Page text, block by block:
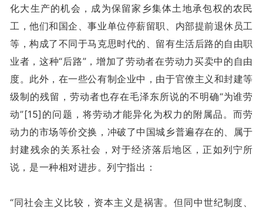
化大生产的机会，成为保留家乡集体土地承包权的农民
工，他们和国企、事业单位停薪留职、内部提前退休员工
等，构成了不同于马克思时代的、留有生活后路的自由职
业者，这种“后路”，增加了劳动者在劳动力买卖中的自由
度。此外，在一些公有制企业中，由于官僚主义和封建等
级制的残留，劳动者也存在毛泽东所说的不明确“为谁劳
动”[15]的问题，将劳动才能异化为权力的附属品。而劳
动力的市场等价交换，冲破了中国城乡普遍存在的、属于
封建残余的关系社会，对于经济落后地区，正如列宁所
说，是一种相对进步。列宁指出：
“同社会主义比较，资本主义是祸害。但同中世纪制度、